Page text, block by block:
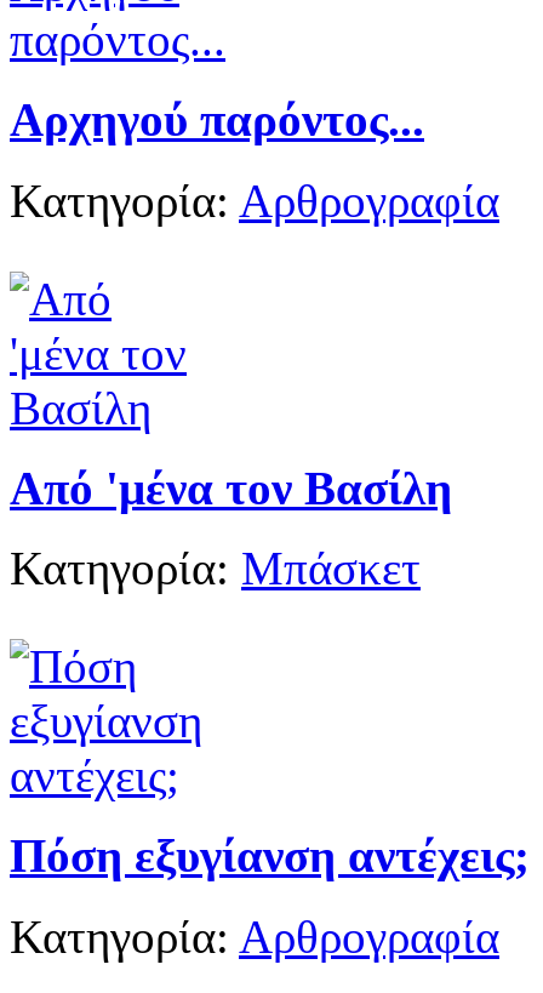
Αρχηγού παρόντος...
Κατηγορία: Αρθρογραφία
Από 'μένα τον Βασίλη
Κατηγορία: Μπάσκετ
Πόση εξυγίανση αντέχεις;
Κατηγορία: Αρθρογραφία